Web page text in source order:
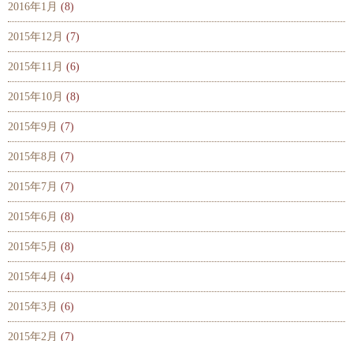
2016年1月 (8)
2015年12月 (7)
2015年11月 (6)
2015年10月 (8)
2015年9月 (7)
2015年8月 (7)
2015年7月 (7)
2015年6月 (8)
2015年5月 (8)
2015年4月 (4)
2015年3月 (6)
2015年2月 (7)